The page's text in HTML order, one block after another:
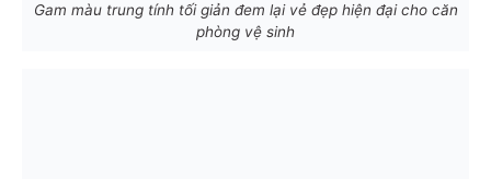
Gam màu trung tính tối giản đem lại vẻ đẹp hiện đại cho căn
phòng vệ sinh